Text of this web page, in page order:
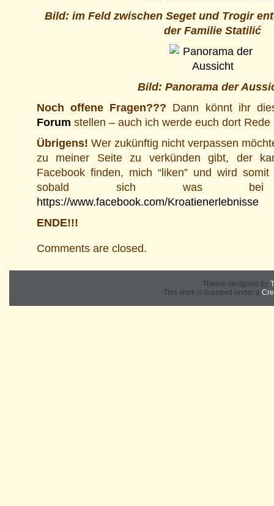
Bild: im Feld zwischen Seget und Trogir
der Familie Statilić
Bild: Panorama der
Noch offene Fragen??? Dann könnt ihr
Forum stellen – auch ich werde euch dort
Übrigens! Wer zukünftig nicht verpassen
zu meiner Seite zu verkünden gibt, der
Facebook finden, mich “liken” und wird
sobald sich was
https://www.facebook.com/Kroatienerlebnisse
ENDE!!!
Comments are closed.
Theme designed by
This work is licensed under a